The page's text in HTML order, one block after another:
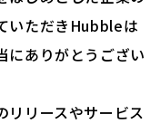
いただきHubbleは
にありがとうござい
リリースやサービス